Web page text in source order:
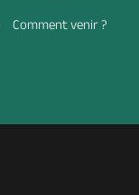
Comment venir ?